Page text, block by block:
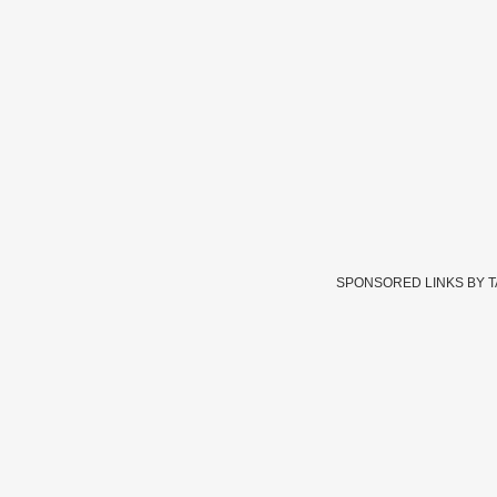
SPONSORED LINKS BY